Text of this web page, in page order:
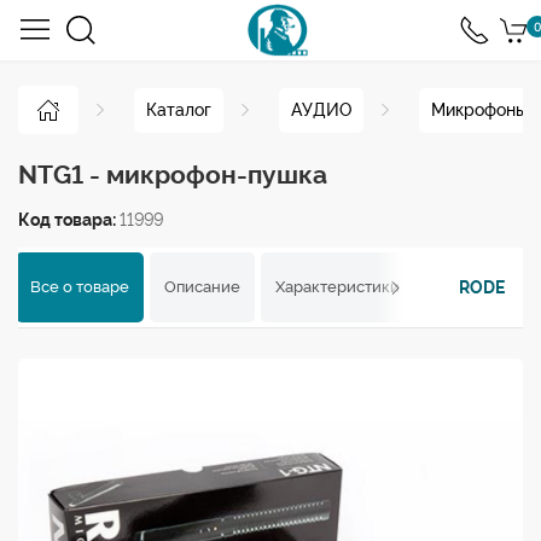
0
Каталог АУДИО Микрофоны
NTG1 - микрофон-пушка
Код товара:11999
Все о товаре Описание Характеристики Отзывы
RODE